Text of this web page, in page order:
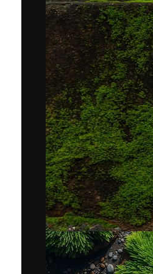
La piattaforma
migliori lavori.
creativi,
Italiano
Copyright ©